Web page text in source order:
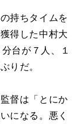
持ちタイムを
得した中村大
台が７人、１
りだ。
督は「とにか
になる。悪く